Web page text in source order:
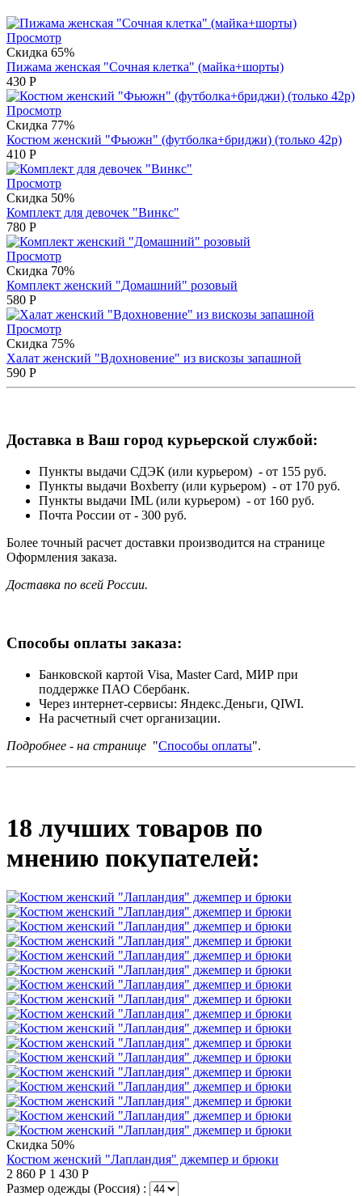
Просмотр
Скидка 65%
Пижама женская "Сочная клетка" (майка+шорты)
430 Р
Просмотр
Скидка 77%
Костюм женский "Фьюжн" (футболка+бриджи) (только 42р)
410 Р
Просмотр
Скидка 50%
Комплект для девочек "Винкс"
780 Р
Просмотр
Скидка 70%
Комплект женский "Домашний" розовый
580 Р
Просмотр
Скидка 75%
Халат женский "Вдохновение" из вискозы запашной
590 Р
Доставка в Ваш город курьерской службой:
Пункты выдачи СДЭК (или курьером) - от 155 руб.
Пункты выдачи Boxberry (или курьером) - от 170 руб.
Пункты выдачи IML (или курьером) - от 160 руб.
Почта России от - 300 руб.
Более точный расчет доставки производится на странице
Оформления заказа.
Доставка по всей России.
Способы оплаты заказа:
Банковской картой Visa, Master Card, МИР при
поддержке ПАО Сбербанк.
Через интернет-сервисы: Яндекс.Деньги, QIWI.
На расчетный счет организации.
Подробнее - на странице "Способы оплаты".
18 лучших товаров по
мнению покупателей:
Скидка 50%
Костюм женский "Лапландия" джемпер и брюки
2 860 Р 1 430 Р
Размер одежды (Россия) :